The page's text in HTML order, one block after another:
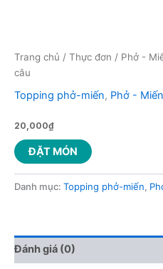
Trang chủ / Thực đơn / Phở -
câu
Topping phở-miến, Phở - Miến
20,000₫
ĐẶT MÓN
Danh mục: Topping phở-miến,
Đánh giá (0)